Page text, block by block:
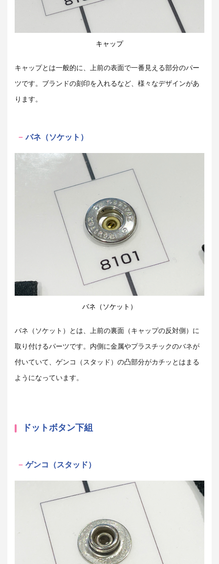
キャップ
キャップとは一般的に、上前の表面で一番見える部分のパー
ツです。ブランドの刻印を入れるなど、様々なデザインがあ
ります。
バネ（ソケット）
バネ（ソケット）
バネ（ソケット）とは、上前の裏面（キャップの反対側）に
取り付けるパーツです。内側に金属やプラスチックのバネが
付いていて、ゲンコ（スタッド）の凸部分がカチッとはまる
ようになっています。
ドットボタン下組
ゲンコ（スタッド）